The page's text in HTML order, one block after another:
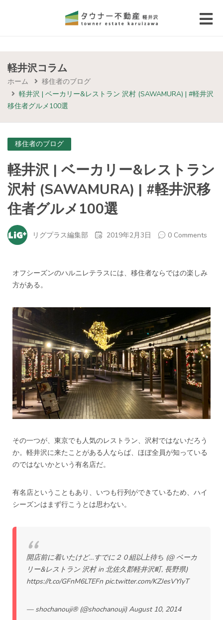
(物件種別から選ぶ)
(価格帯から選ぶ)
(お問い合わせ)
軽井沢コラム
ホーム
移住者のブログ
軽井沢 | ベーカリー&レストラン 沢村 (SAWAMURA) | #軽井沢
移住者グルメ100選
移住者のブログ
軽井沢 | ベーカリー&レストラン
沢村 (SAWAMURA) | #軽井沢移
住者グルメ100選
リグプラス編集部 2019年2月3日 0 Comments
オフシーズンのハルニレテラスには、移住者ならではの楽しみ
方がある。
その一つが、東京でも人気のレストラン、沢村ではないだろう
か。軽井沢に来たことがある人ならば、ほぼ全員が知っている
のではないかという有名店だ。
有名店ということもあり、いつも行列ができているため、ハイ
シーズンはまず行こうとは思わない。
開店前に着いたけど…すでに２０組以上待ち (@ ベーカ
リー&レストラン 沢村 in 北佐久郡軽井沢町, 長野県)
https://t.co/GFnM6LTEFn pic.twitter.com/KZJesVYIyT
— shochanouji® (@shochanouji)August 10, 2014